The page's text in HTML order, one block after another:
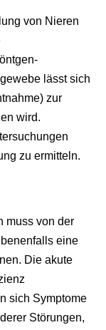
von Nieren
lässt sich
zur
wird.
zu ermitteln.
muss von der
eine
Die akute
sich Symptome
Störungen,